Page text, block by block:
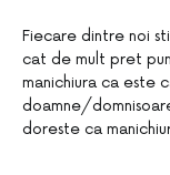
Fiecare dintre noi
cat de mult pret
manichiura ca este
doamne/
doreste ca